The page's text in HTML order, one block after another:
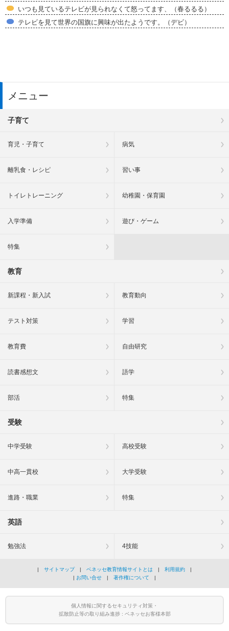
いつも見ているテレビが見られなくて怒ってます、（春るるる）
テレビを見て世界の国旗に興味が出たようです。（デビ）
メニュー
子育て
育児・子育て 病気
離乳食・レシピ 習い事
トイレトレーニング 幼稚園・保育園
入学準備 遊び・ゲーム
特集
教育
新課程・新入試 教育動向
テスト対策 学習
教育費 自由研究
読書感想文 語学
部活 特集
受験
中学受験 高校受験
中高一貫校 大学受験
進路・職業 特集
英語
勉強法 4技能
| サイトマップ| ベネッセ教育情報サイトとは | 利用規約 |
| お問い合せ | 著作権について |
個人情報に関するセキュリティ対策・
拡散防止等の取り組み進捗 : ベネッセお客様本部